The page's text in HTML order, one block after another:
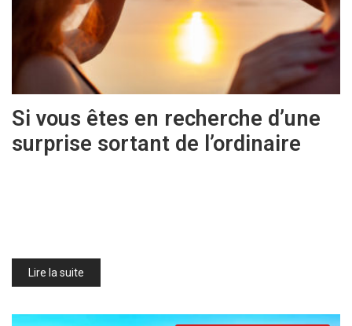
Si vous êtes en recherche d’une
surprise sortant de l’ordinaire
Lire la suite